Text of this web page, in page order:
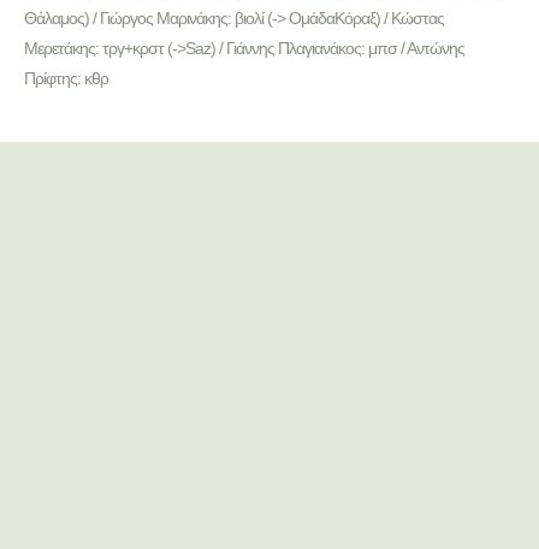
Θάλαμος) / Γιώργος Μαρινάκης: βιολί (-> ΟμάδαΚόραξ) / Κώστας
Μερετάκης: τργ+κρστ (->Saz) / Γιάννης Πλαγιανάκος: μπσ / Αντώνης
Πρίφτης: κθρ